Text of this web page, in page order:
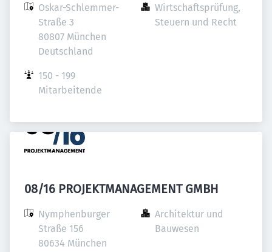
Oskar-Schlemmer-
Straße 3
80807 München
Deutschland
Wirtschaftsprüfung,
Steuern und Recht
150 - 199
Mitarbeitende
08/16 PROJEKTMANAGEMENT GMBH
Nymphenburger
Straße 156
80634 München
Architektur und
Bauwesen